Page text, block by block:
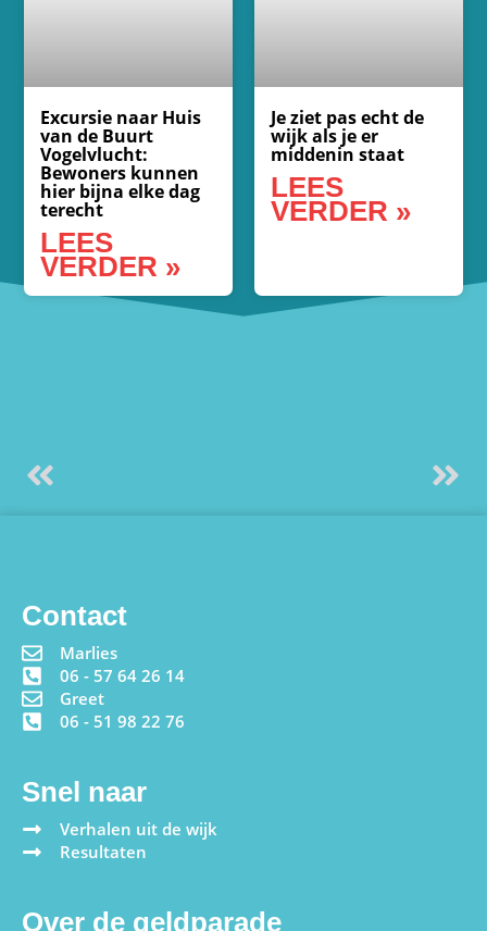
Excursie naar Huis
van de Buurt
Vogelvlucht:
Bewoners kunnen
hier bijna elke dag
terecht
LEES
VERDER »
Je ziet pas echt de
wijk als je er
middenin staat
LEES
VERDER »
Contact
Marlies
06 - 57 64 26 14
Greet
06 - 51 98 22 76
Snel naar
Verhalen uit de wijk
Resultaten
Over de geldparade